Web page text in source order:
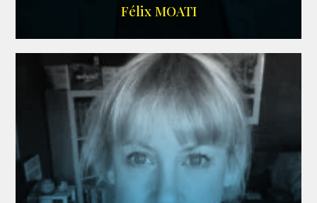
Félix MOATI